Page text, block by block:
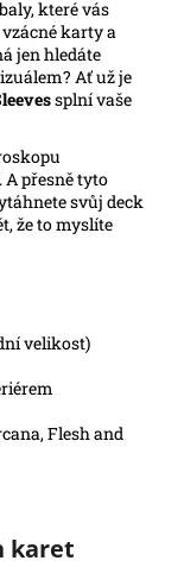
které vás
karty a
jen hledáte
Ať už je
splní vaše
přesně tyto
svůj deck
že to myslíte
velikost)
Flesh and
karet